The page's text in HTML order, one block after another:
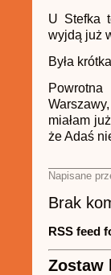
U Stefka
wyjdą już
Była
miałam
że Adaś
Napisane
Brak
RSS feed
Zostaw